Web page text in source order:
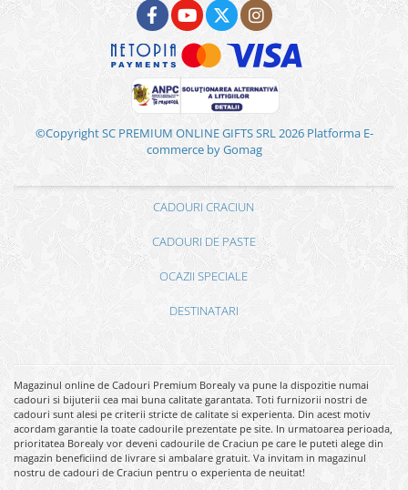
©Copyright SC PREMIUM ONLINE GIFTS SRL 2026 Platforma E-
commerce by Gomag
CADOURI CRACIUN
CADOURI DE PASTE
OCAZII SPECIALE
DESTINATARI
Magazinul online de Cadouri Premium Borealy va pune la dispozitie numai
cadouri si bijuterii cea mai buna calitate garantata. Toti furnizorii nostri de
cadouri sunt alesi pe criterii stricte de calitate si experienta. Din acest motiv
acordam garantie la toate cadourile prezentate pe site. In urmatoarea perioada,
prioritatea Borealy vor deveni cadourile de Craciun pe care le puteti alege din
magazin beneficiind de livrare si ambalare gratuit. Va invitam in magazinul
nostru de cadouri de Craciun pentru o experienta de neuitat!